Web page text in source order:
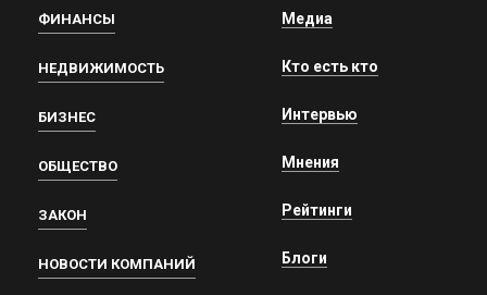
ФИНАНСЫ
НЕДВИЖИМОСТЬ
БИЗНЕС
ОБЩЕСТВО
ЗАКОН
НОВОСТИ КОМПАНИЙ
Медиа
Кто есть кто
Интервью
Мнения
Рейтинги
Блоги